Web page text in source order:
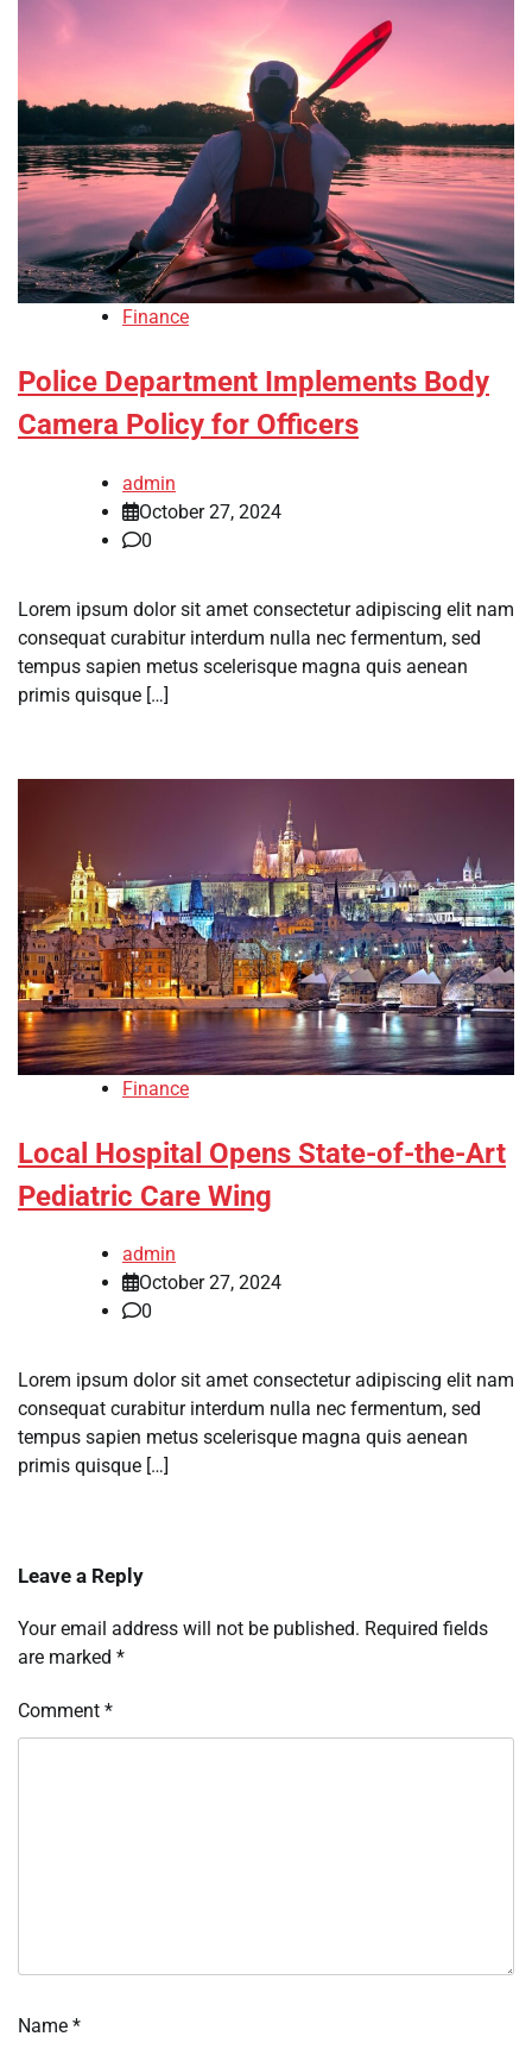
Finance
Police Department Implements Body
Camera Policy for Officers
admin
October 27, 2024
0
Lorem ipsum dolor sit amet consectetur adipiscing elit nam
consequat curabitur interdum nulla nec fermentum, sed
tempus sapien metus scelerisque magna quis aenean
primis quisque […]
Finance
Local Hospital Opens State-of-the-Art
Pediatric Care Wing
admin
October 27, 2024
0
Lorem ipsum dolor sit amet consectetur adipiscing elit nam
consequat curabitur interdum nulla nec fermentum, sed
tempus sapien metus scelerisque magna quis aenean
primis quisque […]
Leave a Reply
Your email address will not be published. Required fields
are marked *
Comment *
Name *